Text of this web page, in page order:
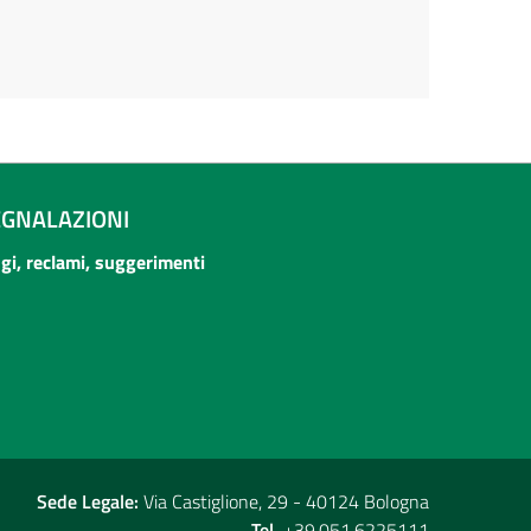
reclami, suggerimenti
Sede Legale: Via Castiglione, 29 - 40124 Bologna